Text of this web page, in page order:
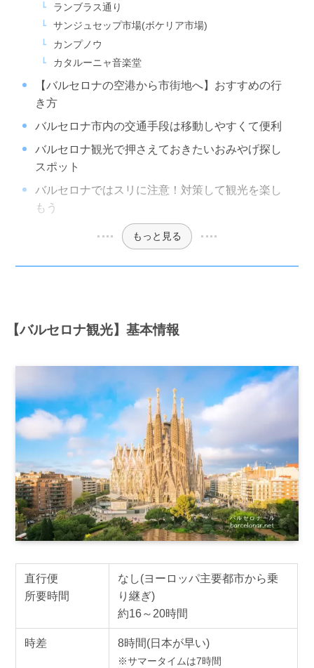
ランブラス通り
サンジュセップ市場(ボケリア市場)
カンプノウ
カタルーニャ音楽堂
【バルセロナの空港から市街地へ】おすすめの行
き方
バルセロナ市内の交通手段は移動しやすくて便利
バルセロナ観光で押さえておきたいおみやげ探し
スポット
バルセロナではスリに注意！対策して観光を楽し
もう
もっと見る
【バルセロナ観光】基本情報
直行便
所要時間
なし(ヨーロッパ主要都市から乗
り継ぎ)
約16～20時間
時差 8時間(日本が早い)
※サマータイムは7時間